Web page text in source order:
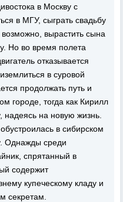
в Москву с
в МГУ, сыграть свадьбу
вырастить сына
Но во время полета
отказывается
в суровой
продолжать путь и
городе, тогда как Кирилл
надеясь на новую жизнь.
в сибирском
Однажды среди
спрятанный в
содержит
купеческому кладу и
секретам.